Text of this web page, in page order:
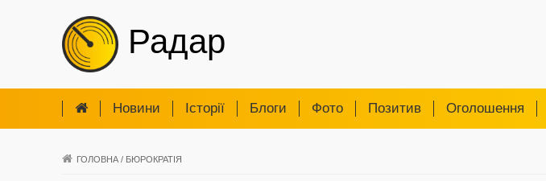
Радар
Новини Iсторії Блоги Фото Позитив Оголошення
ГОЛОВНА / БЮРОКРАТІЯ